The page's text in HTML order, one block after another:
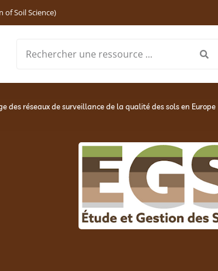
of Soil Science)
des réseaux de surveillance de la qualité des sols en Europe